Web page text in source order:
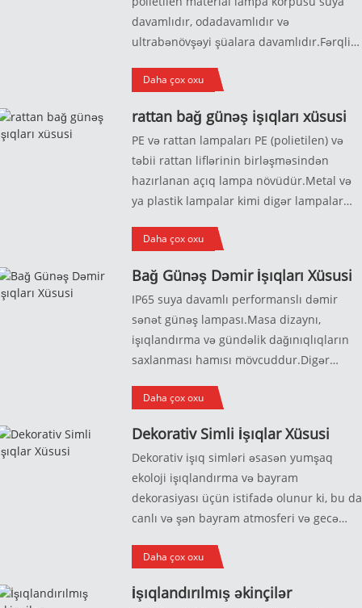
davamlıdır, odadavamlıdır və
ultrabənövşəyi şüalara davamlıdır.Fərqli
verir.Endirimli qiymətlər və fərdiləşdirmə
göndərmə.Əgər razı deyilsinizsə, malı
dəyişdirə bilərsiniz.
Daha çox oxu
rattan bağ günəş işıqları xüsusi
PE və rattan lampaları PE (polietilen) və
təbii rattan liflərinin birləşməsindən
hazırlanan açıq lampa növüdür.Metal və
ya plastik lampalar kimi digər lampalar
lampalar daha yüngül və çevikdir, bu da
asanlaşdırır.Onlar həmçinin pas, solma və
ya çatlama kimi hava ilə əlaqədar
qarşı daha davamlıdırlar ki, bu da onları
açıq havada istifadə üçün yaxşı seçim
edir. Öz unikal teksturasına və dizaynına
istəyənlər üçün məşhur seçimdir. açıq
Daha çox oxu
Bağ Günəş Dəmir İşıqları Xüsusi
IP65 suya davamlı performanslı dəmir
sənət günəş lampası.Masa dizaynı,
işıqlandırma və gündəlik dağınıqlıqların
saxlanması hamısı mövcuddur.Digər
olaraq, Huajun İşıqlandırma Fabrikinin
istifadə üçün daha uyğundur, külək və
yağışdan qorxmaz, möhkəm və
Daha çox oxu
Dekorativ Simli İşıqlar Xüsusi
Dekorativ işıq simləri əsasən yumşaq
ekoloji işıqlandırma və bayram
dekorasiyası üçün istifadə olunur ki, bu da
canlı və şən bayram atmosferi və gecə
işıqlandırma effektləri və nəzarət
Daha çox oxu
İşıqlandırılmış əkinçilər